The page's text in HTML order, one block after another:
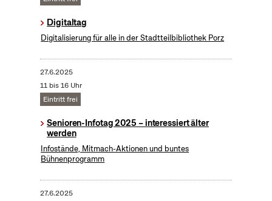
Digitaltag
Digitalisierung für alle in der Stadtteilbibliothek Porz
27.6.2025
11 bis 16 Uhr
Eintritt frei
Senioren-Infotag 2025 – interessiert älter
werden
Infostände, Mitmach-Aktionen und buntes
Bühnenprogramm
27.6.2025